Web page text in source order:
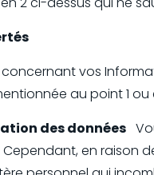
vos
au point 1
des données
en raison